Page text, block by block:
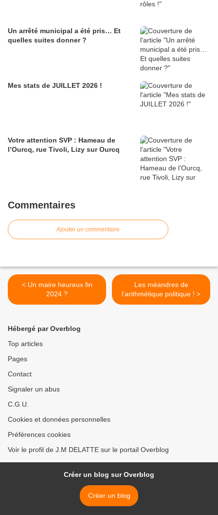
Un arrêté municipal a été pris… Et
quelles suites donner ?
Mes stats de JUILLET 2026 !
Votre attention SVP : Hameau de
l’Ourcq, rue Tivoli, Lizy sur Ourcq
Commentaires
Ajouter un commentaire
< Un maire heureux fin
2024 ?
Les méandres de
l’arithmétique politique ! >
Hébergé par Overblog
Top articles
Pages
Contact
Signaler un abus
C.G.U.
Cookies et données personnelles
Préférences cookies
Voir le profil de J.M DELATTE sur le portail Overblog
Créer un blog sur Overblog
Créer un blog